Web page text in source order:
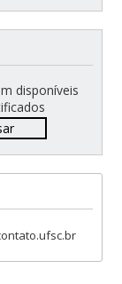
disponíveis